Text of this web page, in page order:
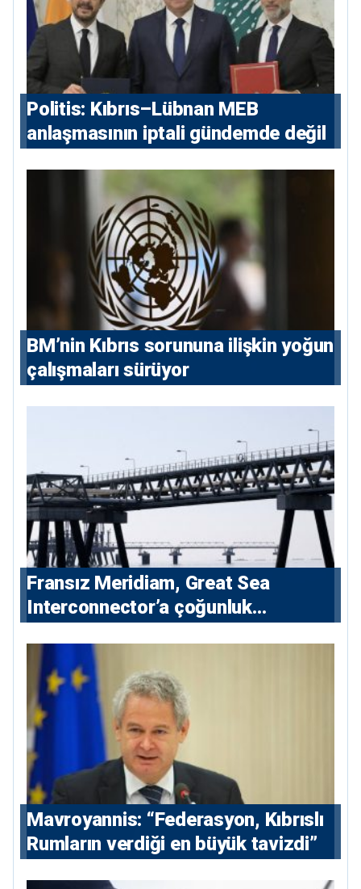
Politis: Kıbrıs–Lübnan MEB
anlaşmasının iptali gündemde değil
BM’nin Kıbrıs sorununa ilişkin yoğun
çalışmaları sürüyor
Fransız Meridiam, Great Sea
Interconnector’a çoğunluk
Mavroyannis: “Federasyon, Kıbrıslı
Rumların verdiği en büyük tavizdi”